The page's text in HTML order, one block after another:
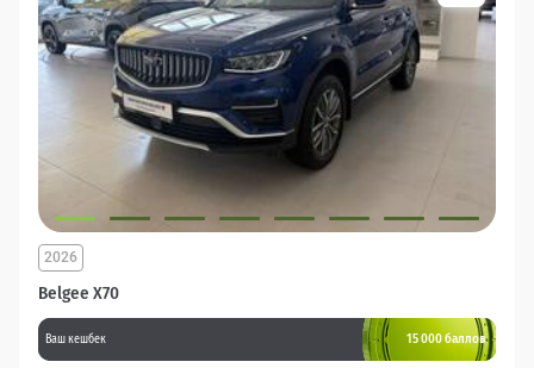
Belgee X70
2026
Ваш кешбек 15 000 баллов